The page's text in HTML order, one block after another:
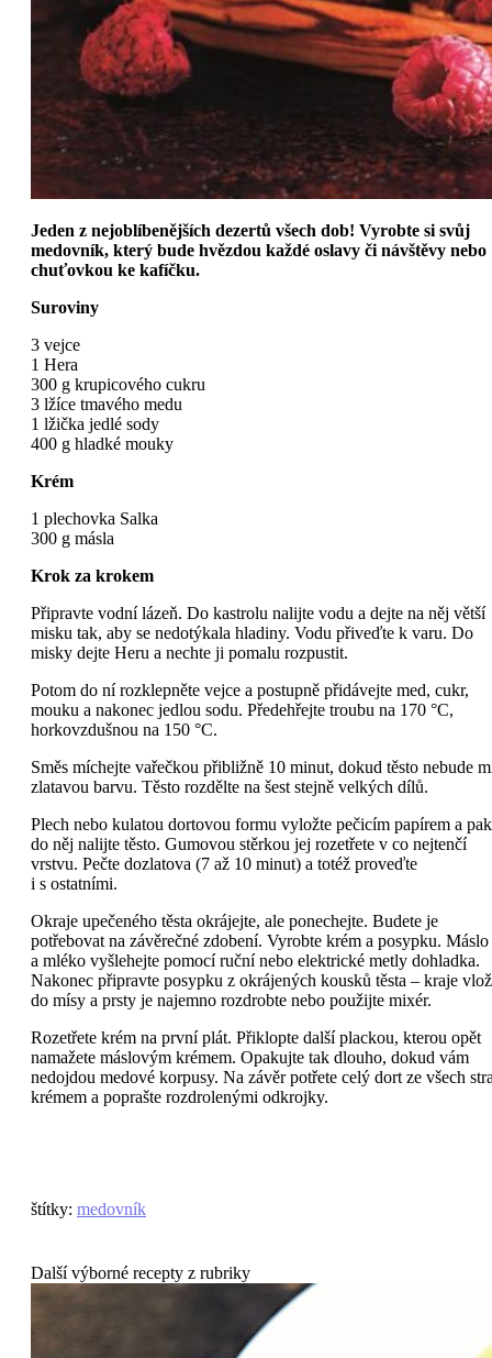
Jeden z nejoblíbenějších dezertů všech dob! Vyrobte si svůj
medovník, který bude hvězdou každé oslavy či návštěvy nebo
chuťovkou ke kafíčku.
Suroviny
3 vejce
1 Hera
300 g krupicového cukru
3 lžíce tmavého medu
1 lžička jedlé sody
400 g hladké mouky
Krém
1 plechovka Salka
300 g másla
Krok za krokem
Připravte vodní lázeň. Do kastrolu nalijte vodu a dejte na něj větší
misku tak, aby se nedotýkala hladiny. Vodu přiveďte k varu. Do
misky dejte Heru a nechte ji pomalu rozpustit.
Potom do ní rozklepněte vejce a postupně přidávejte med, cukr,
mouku a nakonec jedlou sodu. Předehřejte troubu na 170 °C,
horkovzdušnou na 150 °C.
Směs míchejte vařečkou přibližně 10 minut, dokud těsto nebude
zlatavou barvu. Těsto rozdělte na šest stejně velkých dílů.
Plech nebo kulatou dortovou formu vyložte pečicím papírem a pak
do něj nalijte těsto. Gumovou stěrkou jej rozetřete v co nejtenčí
vrstvu. Pečte dozlatova (7 až 10 minut) a totéž proveďte
i s ostatními.
Okraje upečeného těsta okrájejte, ale ponechejte. Budete je
potřebovat na závěrečné zdobení. Vyrobte krém a posypku. Máslo
a mléko vyšlehejte pomocí ruční nebo elektrické metly dohladka.
Nakonec připravte posypku z okrájených kousků těsta – kraje
do mísy a prsty je najemno rozdrobte nebo použijte mixér.
Rozetřete krém na první plát. Přiklopte další plackou, kterou opět
namažete máslovým krémem. Opakujte tak dlouho, dokud vám
nedojdou medové korpusy. Na závěr potřete celý dort ze všech
krémem a poprašte rozdrolenými odkrojky.
štítky: medovník
Další výborné recepty z rubriky